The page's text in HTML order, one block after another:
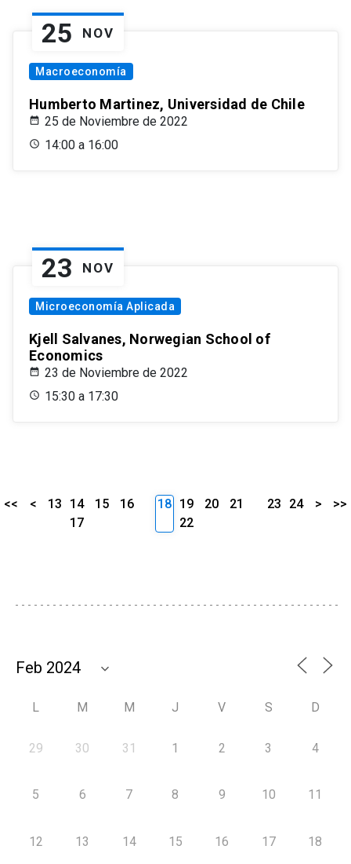
25 NOV
Macroeconomía
Humberto Martinez, Universidad de Chile
25 de Noviembre de 2022
14:00 a 16:00
23 NOV
Microeconomía Aplicada
Kjell Salvanes, Norwegian School of
Economics
23 de Noviembre de 2022
15:30 a 17:30
<< < 13 14 15
16
17
18 19 20
21
22
23 24 > >>
L M M J V S D
29 30 31 1 2 3 4
5 6 7 8 9 10 11
12 13 14 15 16 17 18